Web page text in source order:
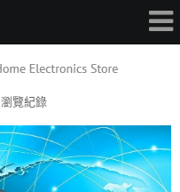
瀏覽紀錄